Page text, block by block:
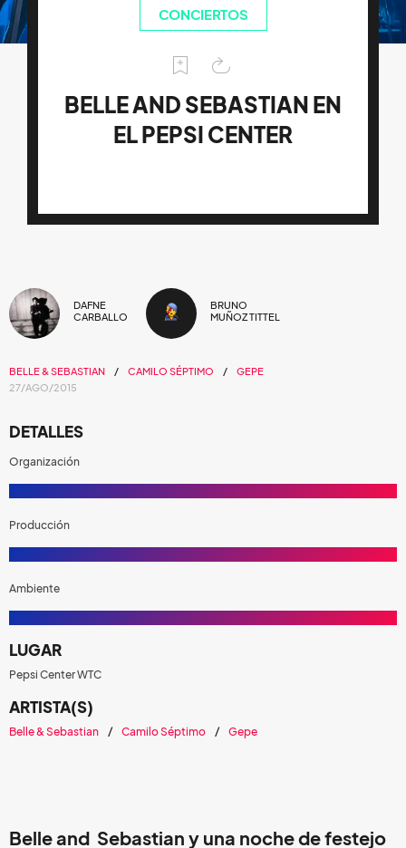
CONCIERTOS
BELLE AND SEBASTIAN EN
EL PEPSI CENTER
DAFNE
CARBALLO
BRUNO
MUÑOZ TITTEL
BELLE & SEBASTIAN CAMILO SÉPTIMO
GEPE
27/AGO/2015
DETALLES
Organización
Producción
Ambiente
LUGAR
Pepsi Center WTC
ARTISTA(S)
Belle & Sebastian Camilo Séptimo Gepe
Belle and Sebastian y una noche de festejo